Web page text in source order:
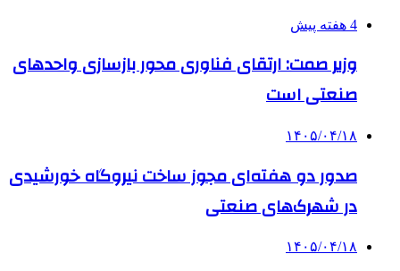
4 هفته پیش
وزیر صمت: ارتقای فناوری محور بازسازی واحدهای
صنعتی است
۱۴۰۵/۰۴/۱۸
صدور دو هفته‌ای مجوز ساخت نیروگاه خورشیدی
در شهرک‌های صنعتی
۱۴۰۵/۰۴/۱۸